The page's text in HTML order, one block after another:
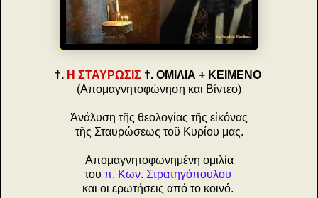
†. Η ΣΤΑΥΡΩΣΙΣ †. ΟΜΙΛΙΑ + ΚΕΙΜΕΝΟ
(Απομαγνητοφώνηση και Βίντεο)
Ἀνάλυση τῆς θεολογίας τῆς εἰκόνας
τῆς Σταυρώσεως τοῦ Κυρίου μας.
Απομαγνητοφωνημένη ομιλία
του π. Κων. Στρατηγόπουλου
και οι ερωτήσεις από το κοινό.